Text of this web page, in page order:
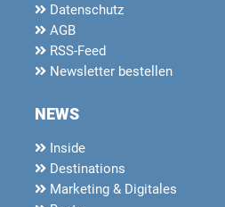
Datenschutz
AGB
RSS-Feed
Newsletter bestellen
NEWS
Inside
Destinations
Marketing & Digitales